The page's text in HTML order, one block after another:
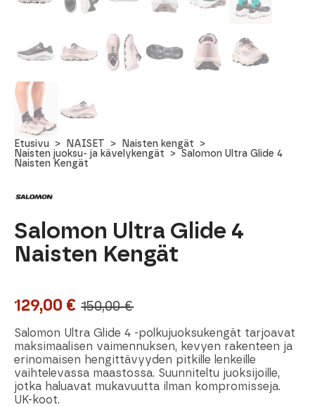
Etusivu NAISET
Naisten kengät
Naisten juoksu- ja kävelykengät
Salomon Ultra Glide 4
Naisten Kengät
Salomon Ultra Glide 4
Naisten Kengät
150,00€
Alkuperäinen
hinta
oli:
150,00 €.
129,00 €
Nykyinen
hinta
on:
129,00 €.
Salomon Ultra Glide 4 -polkujuoksukengät tarjoavat
maksimaalisen vaimennuksen, kevyen rakenteen ja
erinomaisen hengittävyyden pitkille lenkeille
vaihtelevassa maastossa. Suunniteltu juoksijoille,
jotka haluavat mukavuutta ilman kompromisseja.
UK-koot.